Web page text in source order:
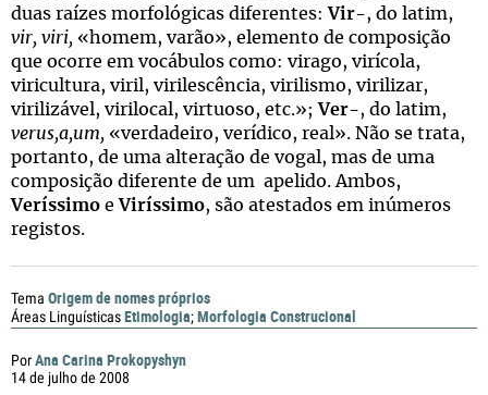
PorAna Carina Prokopyshyn
14 de julho de 2008
duas raízes morfológicas diferentes: Vir-, do latim,
vir, viri, «homem, varão», elemento de composição
que ocorre em vocábulos como: virago, virícola,
viricultura, viril, virilescência, virilismo, virilizar,
virilizável, virilocal, virtuoso, etc.»; Ver-, do latim,
verus,a,um, «verdadeiro, verídico, real». Não se trata,
portanto, de uma alteração de vogal, mas de uma
composição diferente de um apelido. Ambos,
Veríssimo e Viríssimo, são atestados em inúmeros
registos.
Tema Origem de nomes próprios
Áreas LinguísticasEtimologia;Morfologia Construcional